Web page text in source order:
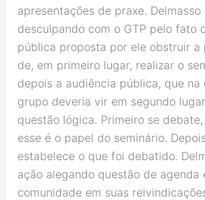
apresentações de praxe.
desculpando com o GTP pelo fato
pública proposta por ele obstruir a
de, em primeiro lugar, realizar o
depois a audiência pública, que na
grupo deveria vir em segundo
questão lógica. Primeiro se
esse é o papel do seminário.
estabelece o que foi debatido.
ação alegando questão de agenda
comunidade em suas